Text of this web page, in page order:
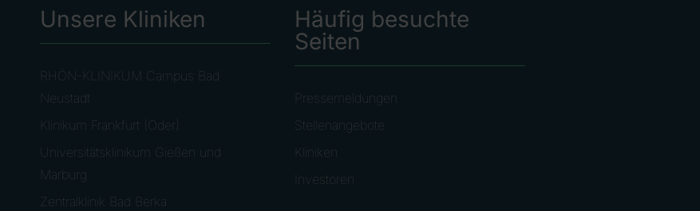
Unsere Kliniken
RHÖN-KLINIKUM Campus Bad
Neustadt
Klinikum Frankfurt (Oder)
Universitätsklinikum Gießen und
Marburg
Zentralklinik Bad Berka
Häufig besuchte
Seiten
Pressemeldungen
Stellenangebote
Kliniken
Investoren